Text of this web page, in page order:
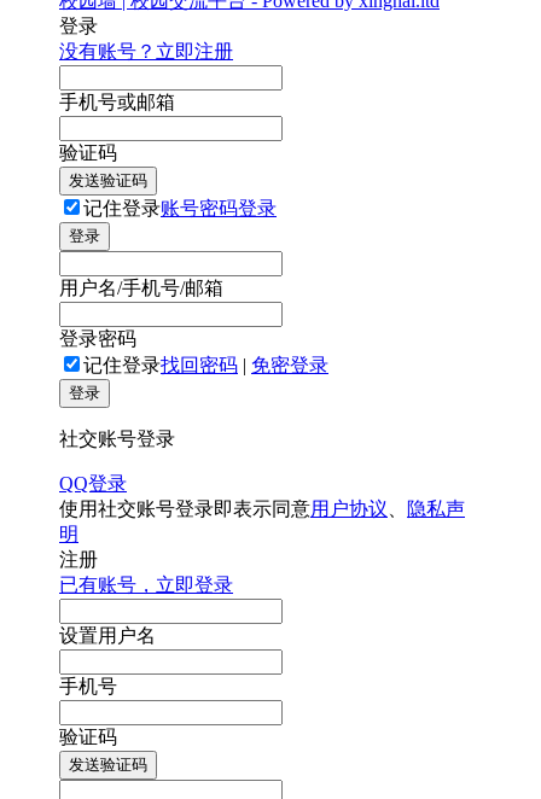
登录
没有账号？立即注册
手机号或邮箱
验证码
发送验证码
记住登录账号密码登录
登录
用户名/手机号/邮箱
登录密码
记住登录找回密码 | 免密登录
登录
社交账号登录
QQ登录
使用社交账号登录即表示同意用户协议
隐私声
明
注册
已有账号，立即登录
设置用户名
手机号
验证码
发送验证码